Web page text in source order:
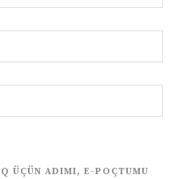
ÜÇÜN ADIMI, E-POÇTUMU